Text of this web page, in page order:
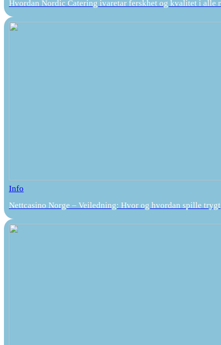
Hvordan Nordic Catering ivaretar ferskhet og kvalitet i alle
Info
Nettcasino Norge – Veiledning: Hvor og hvordan spille trygt